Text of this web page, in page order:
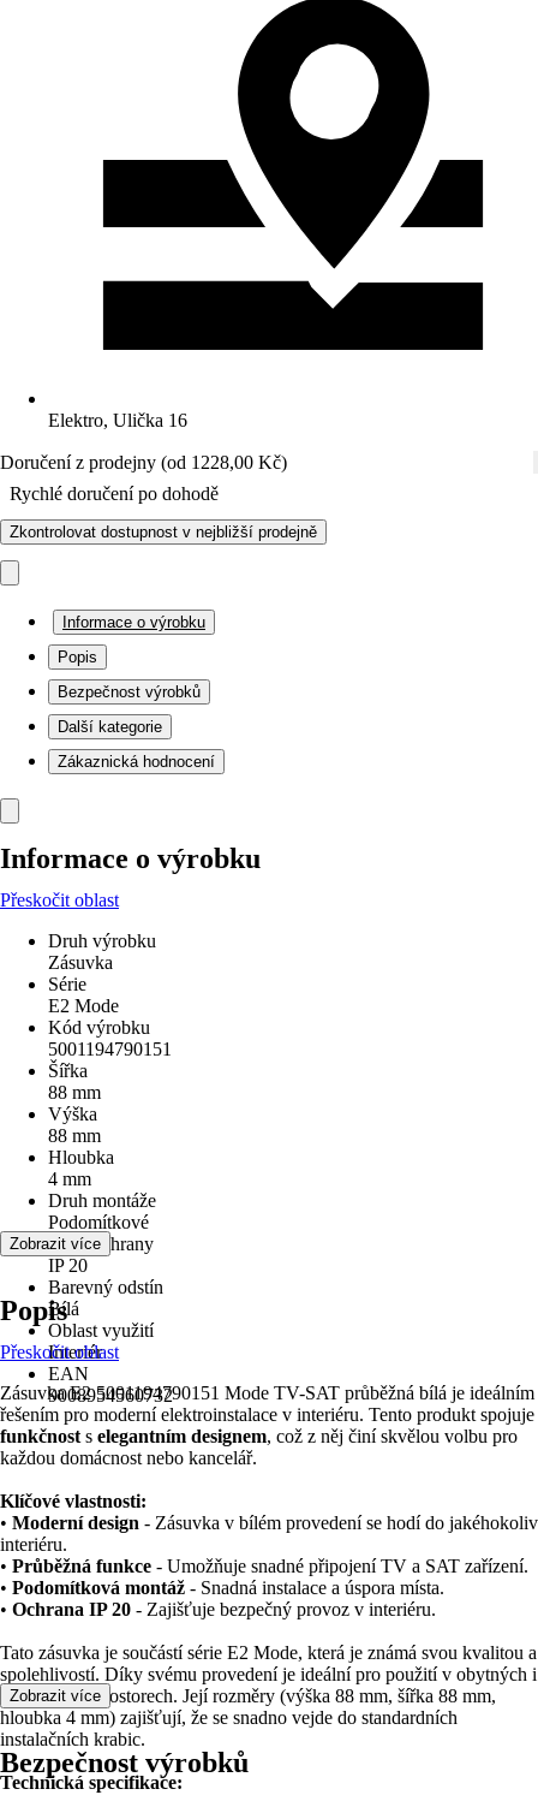
Elektro, Ulička 16
Doručení z prodejny (od 1228,00 Kč)
Rychlé doručení po dohodě
Zkontrolovat dostupnost v nejbližší prodejně
Informace o výrobku
Popis
Bezpečnost výrobků
Další kategorie
Zákaznická hodnocení
Informace o výrobku
Přeskočit oblast
Druh výrobku
Zásuvka
Série
E2 Mode
Kód výrobku
5001194790151
Šířka
88 mm
Výška
88 mm
Hloubka
4 mm
Druh montáže
Podomítkové
Druh ochrany
IP 20
Barevný odstín
Bílá
Oblast využití
Interiér
EAN
9008954560732
Zobrazit více
Popis
Přeskočit oblast
Zásuvka E2 5001194790151 Mode TV-SAT průběžná bílá je ideálním
řešením pro moderní elektroinstalace v interiéru. Tento produkt spojuje
funkčnost s elegantním designem, což z něj činí skvělou volbu pro
každou domácnost nebo kancelář.
Klíčové vlastnosti:
• Moderní design - Zásuvka v bílém provedení se hodí do jakéhokoliv
interiéru.
• Průběžná funkce - Umožňuje snadné připojení TV a SAT zařízení.
• Podomítková montáž - Snadná instalace a úspora místa.
• Ochrana IP 20 - Zajišťuje bezpečný provoz v interiéru.
Tato zásuvka je součástí série E2 Mode, která je známá svou kvalitou a
spolehlivostí. Díky svému provedení je ideální pro použití v obytných i
komerčních prostorech. Její rozměry (výška 88 mm, šířka 88 mm,
hloubka 4 mm) zajišťují, že se snadno vejde do standardních
instalačních krabic.
Technická specifikace:
Zobrazit více
Bezpečnost výrobků